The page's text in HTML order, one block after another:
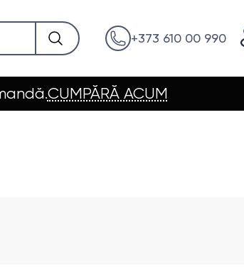
+373 610 00 990
CUMPĂRĂ ACUM